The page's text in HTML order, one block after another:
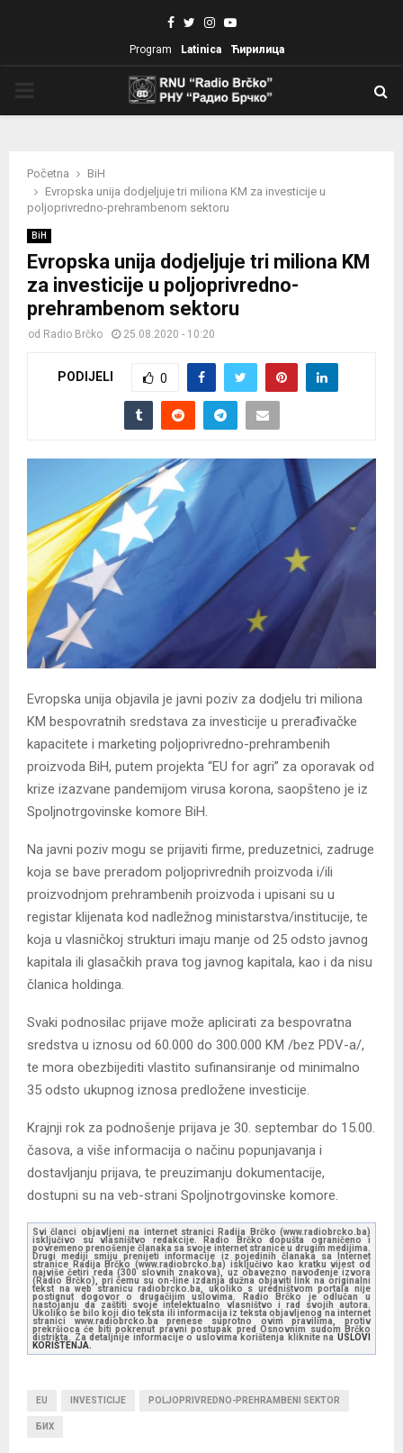
Facebook
TwitterInstagram
Youtube
Program Latinica Ћирилица
Početna
BiH
Evropska unija dodjeljuje tri miliona KM za investicije u
poljoprivredno-prehrambenom sektoru
BiH
Evropska unija dodjeljuje tri miliona KM
za investicije u poljoprivredno-
prehrambenom sektoru
od Radio Brčko 25.08.2020 - 10:20
PODIJELI 0
Evropska unija objavila je javni poziv za dodjelu tri miliona
KM bespovratnih sredstava za investicije u prerađivačke
kapacitete i marketing poljoprivredno-prehrambenih
proizvoda BiH, putem projekta “EU for agri” za oporavak od
krize izazvane pandemijom virusa korona, saopšteno je iz
Spoljnotrgovinske komore BiH.
Na javni poziv mogu se prijaviti firme, preduzetnici, zadruge
koja se bave preradom poljoprivrednih proizvoda i/ili
proizvodnjom prehrambenih proizvoda i upisani su u
registar klijenata kod nadležnog ministarstva/institucije, te
koja u vlasničkoj strukturi imaju manje od 25 odsto javnog
kapitala ili glasačkih prava tog javnog kapitala, kao i da nisu
članica holdinga.
Svaki podnosilac prijave može aplicirati za bespovratna
sredstva u iznosu od 60.000 do 300.000 KM /bez PDV-a/,
te mora obezbijediti vlastito sufinansiranje od minimalno
35 odsto ukupnog iznosa predložene investicije.
Krajnji rok za podnošenje prijava je 30. septembar do 15.00.
časova, a više informacija o načinu popunjavanja i
dostavljanju prijava, te preuzimanju dokumentacije,
dostupni su na veb-strani Spoljnotrgovinske komore.
Svi članci objavljeni na internet stranici Radija Brčko (www.radiobrcko.ba)
isključivo su vlasništvo redakcije. Radio Brčko dopušta ograničeno i
povremeno prenošenje članaka sa svoje internet stranice u drugim medijima.
Drugi mediji smiju prenijeti informacije iz pojedinih članaka sa Internet
stranice Radija Brčko (www.radiobrcko.ba) isključivo kao kratku vijest od
najviše četiri reda (300 slovnih znakova), uz obavezno navođenje izvora
(Radio Brčko), pri čemu su on-line izdanja dužna objaviti link na originalni
tekst na web stranicu radiobrcko.ba, ukoliko s uredništvom portala nije
postignut dogovor o drugačijim uslovima. Radio Brčko je odlučan u
nastojanju da zaštiti svoje intelektualno vlasništvo i rad svojih autora.
Ukoliko se bilo koji dio teksta ili informacija iz teksta objavljenog na internet
stranici www.radiobrcko.ba prenese suprotno ovim pravilima, protiv
prekršioca će biti pokrenut pravni postupak pred Osnovnim sudom Brčko
distrikta. Za detaljnije informacije o uslovima korištenja kliknite na USLOVI
KORIŠTENJA.
EU INVESTICIJE POLJOPRIVREDNO-PREHRAMBENI SEKTOR
БИХ